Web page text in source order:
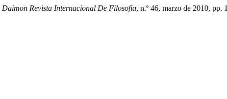
Daimon Revista Internacional De Filosofia, n.º 46, marzo de 2010, pp.